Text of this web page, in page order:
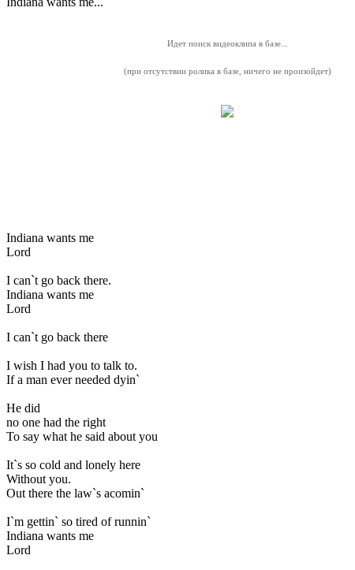
Идет поиск видеоклипа в базе...
(при отсутствии ролика в базе, ничего не произойдет)
Indiana wants me
Lord
I can`t go back there.
Indiana wants me
Lord
I can`t go back there
I wish I had you to talk to.
If a man ever needed dyin`
He did
no one had the right
To say what he said about you
It`s so cold and lonely here
Without you.
Out there the law`s acomin`
I`m gettin` so tired of runnin`
Indiana wants me
Lord